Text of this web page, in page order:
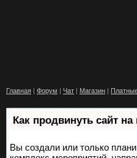
Главная | Форум | Чат | Магазин |
Как продвинуть сайт
Вы создали или только